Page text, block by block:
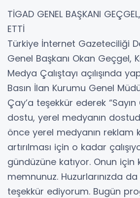
TİGAD GENEL BAŞKANI
ETTİ
Türkiye İnternet Gazeteciliği
Genel Başkanı Okan Geçgel,
Medya Çalıştayı açılışında
Basın İlan Kurumu Genel
Çay’a teşekkür ederek
dostu, yerel medyanın
önce yerel medyanın reklam
artırılması için o kadar
gündüzüne katıyor. Onun
memnunuz. Huzurlarınızda
teşekkür ediyorum. Bugün